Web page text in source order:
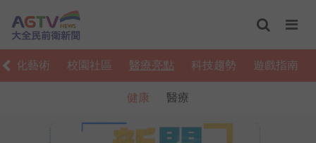
文化藝術 校園社區 醫療亮點 科技趨勢 遊戲指南
健康 醫療